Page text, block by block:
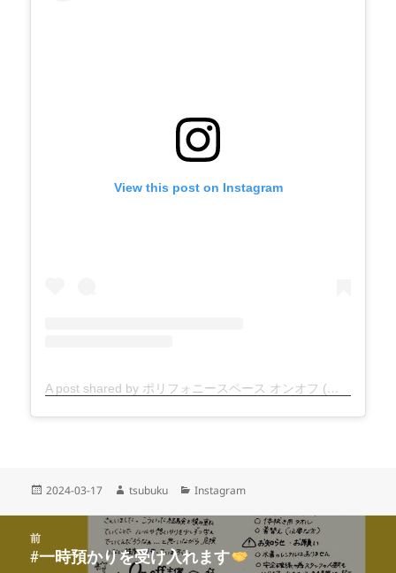
View this post on Instagram
A post shared by ポリフォニースペース オンオフ (@polyphonyspace_on.off)
投
2024-03-17
作
者
tsubuku
カ
ゴ
リ
ー
Instagram
前
前
#一時預かりを受け入れます